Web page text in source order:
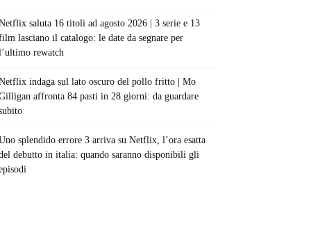
saluta 16 titoli ad agosto 2026 | 3 serie e 13
lasciano il catalogo: le date da segnare per
rewatch
indaga sul lato oscuro del pollo fritto | Mo
affronta 84 pasti in 28 giorni: da guardare
splendido errore 3 arriva su Netflix, l’ora esatta
debutto in italia: quando saranno disponibili gli